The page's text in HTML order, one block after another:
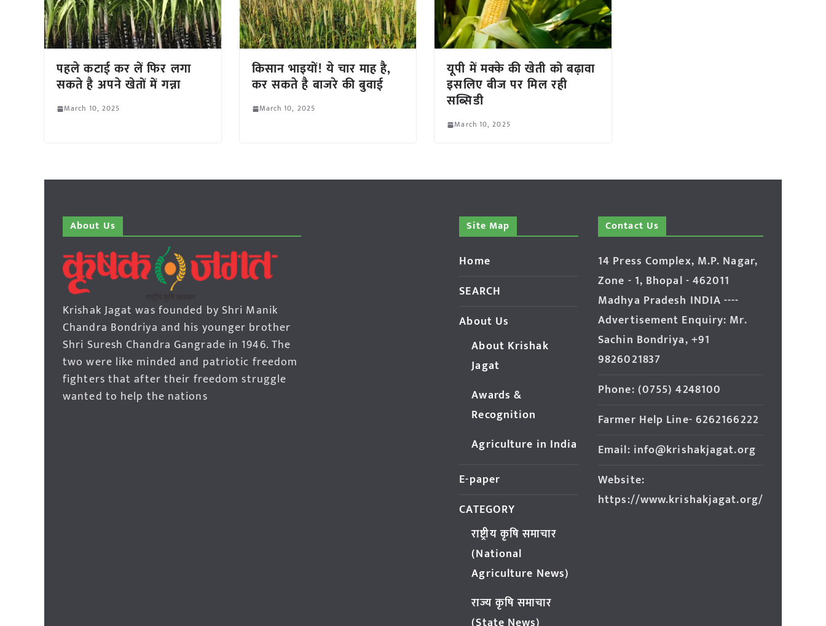
पहले कटाई कर लें फिर लगा
सकते है अपने खेतों में गन्ना
March 10, 2025
किसान भाइयों! ये चार माह है,
कर सकते है बाजरे की बुवाई
March 10, 2025
यूपी में मक्के की खेती को बढ़ावा
इसलिए बीज पर मिल रही
सब्सिडी
March 10, 2025
About Us
Krishak Jagat was founded by Shri Manik
Chandra Bondriya and his younger brother
Shri Suresh Chandra Gangrade in 1946. The
two were like minded and patriotic freedom
fighters that after their freedom struggle
wanted to help the nations
Site Map
Home
SEARCH
About Us
About Krishak
Jagat
Awards &
Recognition
Agriculture in India
E-paper
CATEGORY
राष्ट्रीय कृषि समाचार
(National
Agriculture News)
राज्य कृषि समाचार
Contact Us
14 Press Complex, M.P. Nagar,
Zone - 1, Bhopal - 462011
Madhya Pradesh INDIA ----
Advertisement Enquiry: Mr.
Sachin Bondriya, +91
9826021837
Phone: (0755) 4248100
Farmer Help Line- 6262166222
Email: info@krishakjagat.org
Website:
https://www.krishakjagat.org/